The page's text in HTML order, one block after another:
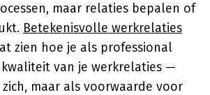
maar relaties bepalen of
Betekenisvolle werkrelaties
zien hoe je als professional
van je werkrelaties —
maar als voorwaarde voor